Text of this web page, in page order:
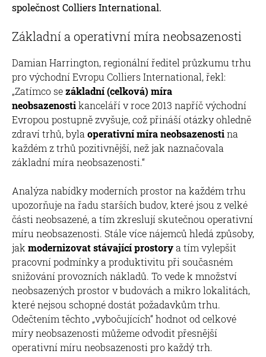
společnost Colliers International.
Základní a operativní míra neobsazenosti
Damian Harrington, regionální ředitel průzkumu trhu
pro východní Evropu Colliers International, řekl:
„Zatímco sezákladní (celková) míra
neobsazenostikanceláří v roce 2013 napříč východní
Evropou postupně zvyšuje, což přináší otázky ohledně
zdraví trhů, byla operativní míra neobsazenostina
každém z trhů pozitivnější, než jak naznačovala
základní míra neobsazenosti.“
Analýza nabídky moderních prostor na každém trhu
upozorňuje na řadu starších budov, které jsou z velké
části neobsazené, a tím zkreslují skutečnou operativní
míru neobsazenosti. Stále více nájemců hledá způsoby,
jak modernizovat stávající prostorya tím vylepšit
pracovní podmínky a produktivitu při současném
snižování provozních nákladů. To vede k množství
neobsazených prostor v budovách a mikro lokalitách,
které nejsou schopné dostát požadavkům trhu.
Odečtením těchto „vybočujících“ hodnot od celkové
míry neobsazenosti můžeme odvodit přesnější
operativní míru neobsazenosti pro každý trh.